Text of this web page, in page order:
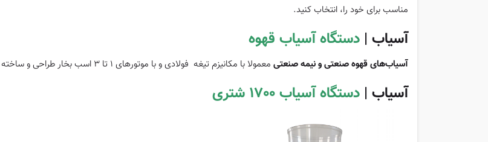
مناسب برای خود را، انتخاب کنید.
آسیاب | دستگاه آسیاب قهوه
آسیاب‌های قهوه صنعتی و نیمه صنعتی معمولا با مکانیزم تیغه فولادی و با موتورهای 1 تا 3 اسب بخار طراحی و ساخته شده اند.
آسیاب | دستگاه آسیاب 1700 شتری